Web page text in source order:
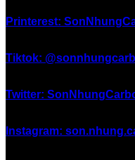
Printerest:
Tiktok:
Twitter:
Instagram: